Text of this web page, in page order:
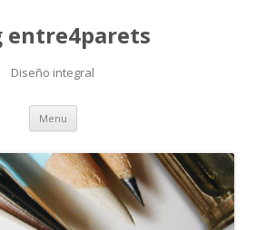
entre4parets
Diseño integral
Menu Skip
content